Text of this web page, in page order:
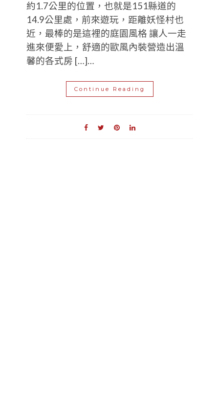
約1.7公里的位置，也就是151縣道的
14.9公里處，前來遊玩，距離妖怪村也
近，最棒的是這裡的庭園風格 讓人一走
進來便愛上，舒適的歐風內裝營造出溫
馨的各式房 […]…
Continue Reading